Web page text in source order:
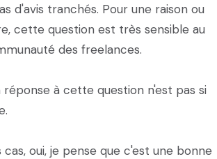
d'avis tranchés. Pour une raison ou
cette question est très sensible au
des freelances.
réponse à cette question n'est pas si
cas, oui, je pense que c'est une bonne